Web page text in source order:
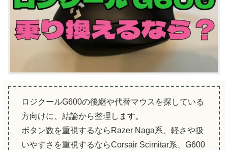
ロジクールG600の後継や代替マウスを探している
方向けに、結論から整理します。
ボタン数を重視するならRazer Naga系、軽さや扱
いやすさを重視するならCorsair Scimitar系、G600